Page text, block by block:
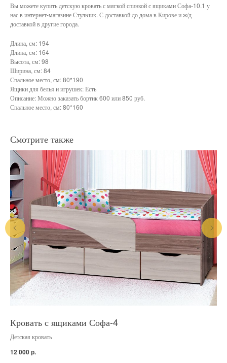
Вы можете купить детскую кровать с мягкой спинкой с ящиками Софа-10.1 у
нас в интернет-магазине Стульчик. С доставкой до дома в Кирове и ж/д
доставкой в другие города.
Длина, см: 194
Длина, см: 164
Высота, см: 98
Ширина, см: 84
Спальное место, см: 80*190
Ящики для белья и игрушек: Есть
Описание: Можно заказать бортик 600 или 850 руб.
Спальное место, см: 80*160
Смотрите также
Кровать с ящиками Софа-4
Детская кровать
12 000р.